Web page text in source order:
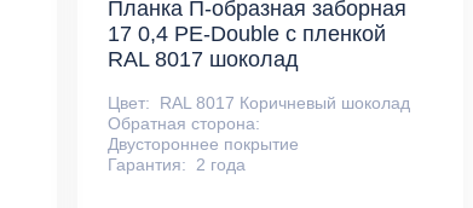
Планка П-образная заборная
17 0,4 PE-Double с пленкой
RAL 8017 шоколад
Цвет:
RAL 8017 Коричневый шоколад
Обратная сторона:
Двустороннее покрытие
Гарантия: 2 года